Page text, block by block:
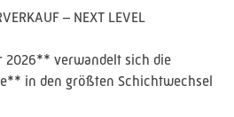
– NEXT LEVEL
2026** verwandelt sich die
in den größten Schichtwechsel